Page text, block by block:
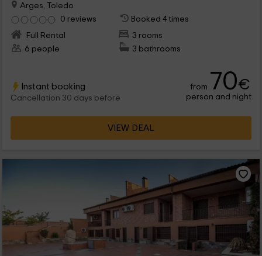
Arges, Toledo
0 reviews
Booked 4 times
Full Rental
3 rooms
6 people
3 bathrooms
Instant booking
Cancellation 30 days before
from 70€
person and night
VIEW DEAL